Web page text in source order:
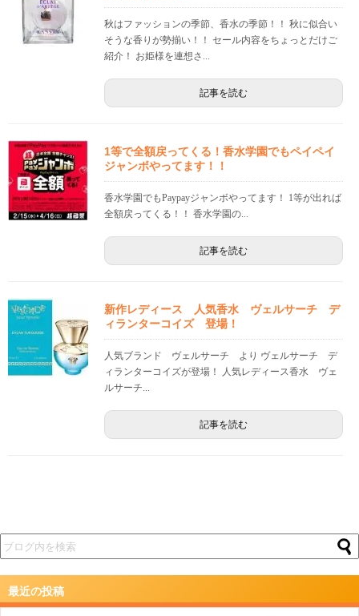
秋はファッションの季節、香水の季節！！ 秋に似合い
そうな香りが勢揃い！！ セール内容をちょっとだけご
紹介！ お姫様を連想さ...
記事を読む
1等で全額戻ってくる！香水学園でもペイペイ
ジャンボやってます！！
香水学園でもPaypayジャンボやってます！ 1等が出れば
全額戻ってくる！！ 香水学園の...
記事を読む
新作レディース 人気香水 ヴェルサーチ デ
ィランターコイズ 登場！
人気ブランド ヴェルサーチ より ヴェルサーチ デ
ィランターコイズが登場！ 人気レディース香水 ヴェ
ルサーチ...
記事を読む
最近の投稿